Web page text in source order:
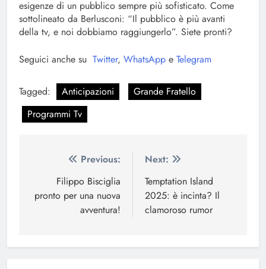
esigenze di un pubblico sempre più sofisticato. Come
sottolineato da Berlusconi: “Il pubblico è più avanti
della tv, e noi dobbiamo raggiungerlo”. Siete pronti?
Seguici anche su Twitter, WhatsApp e Telegram
Tagged: Anticipazioni
Grande Fratello
Programmi Tv
Navigazione
articoli
Previous:
Filippo Bisciglia
pronto per una nuova
avventura!
Next:
Temptation Island
2025: è incinta? Il
clamoroso rumor